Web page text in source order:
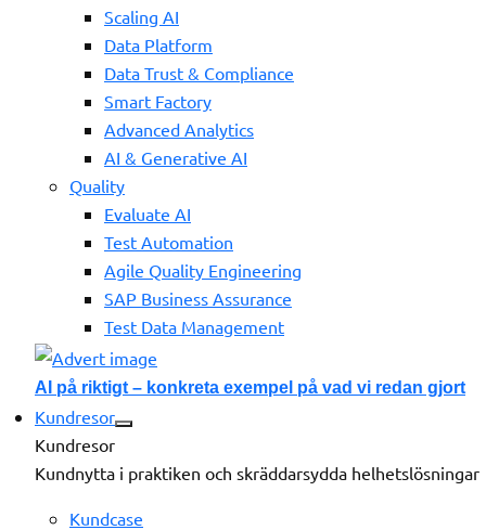
Scaling AI
Data Platform
Data Trust & Compliance
Smart Factory
Advanced Analytics
AI & Generative AI
Quality
Evaluate AI
Test Automation
Agile Quality Engineering
SAP Business Assurance
Test Data Management
AI på riktigt – konkreta exempel på vad vi redan gjort
Kundresor
Kundresor
Kundnytta i praktiken och skräddarsydda helhetslösningar
Kundcase